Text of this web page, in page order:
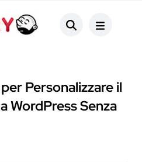
Personalizzare il
WordPress Senza